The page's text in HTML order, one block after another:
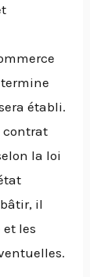
établi.
contrat
la loi
il
les